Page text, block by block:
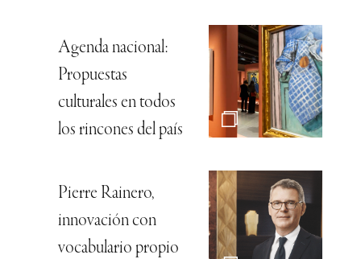
Agenda nacional:
Propuestas
culturales en todos
los rincones del país
Pierre Rainero,
innovación con
vocabulario propio